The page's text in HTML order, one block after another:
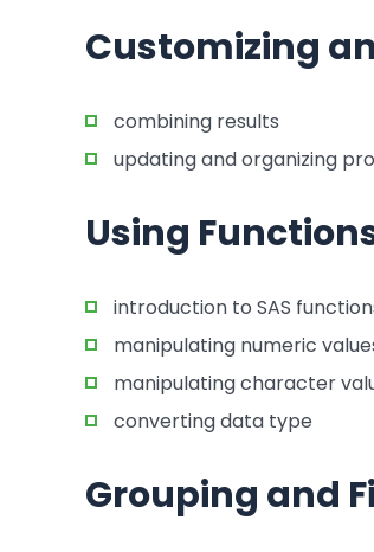
Customizing
combining results
updating and organizing
Using
introduction to SAS
manipulating numeric
manipulating character
converting data type
Grouping and